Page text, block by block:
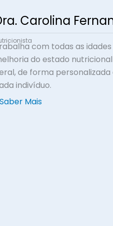
Carolina
com todas as
do estado
de forma
indivíduo.
Saber Mais